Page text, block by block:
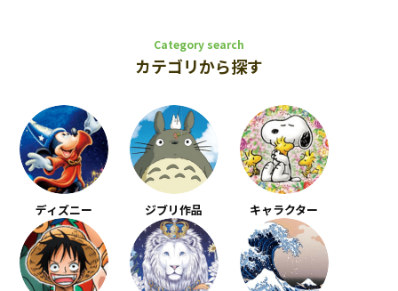
Category search
カテゴリから探す
ディズニー ジブリ作品 キャラクター